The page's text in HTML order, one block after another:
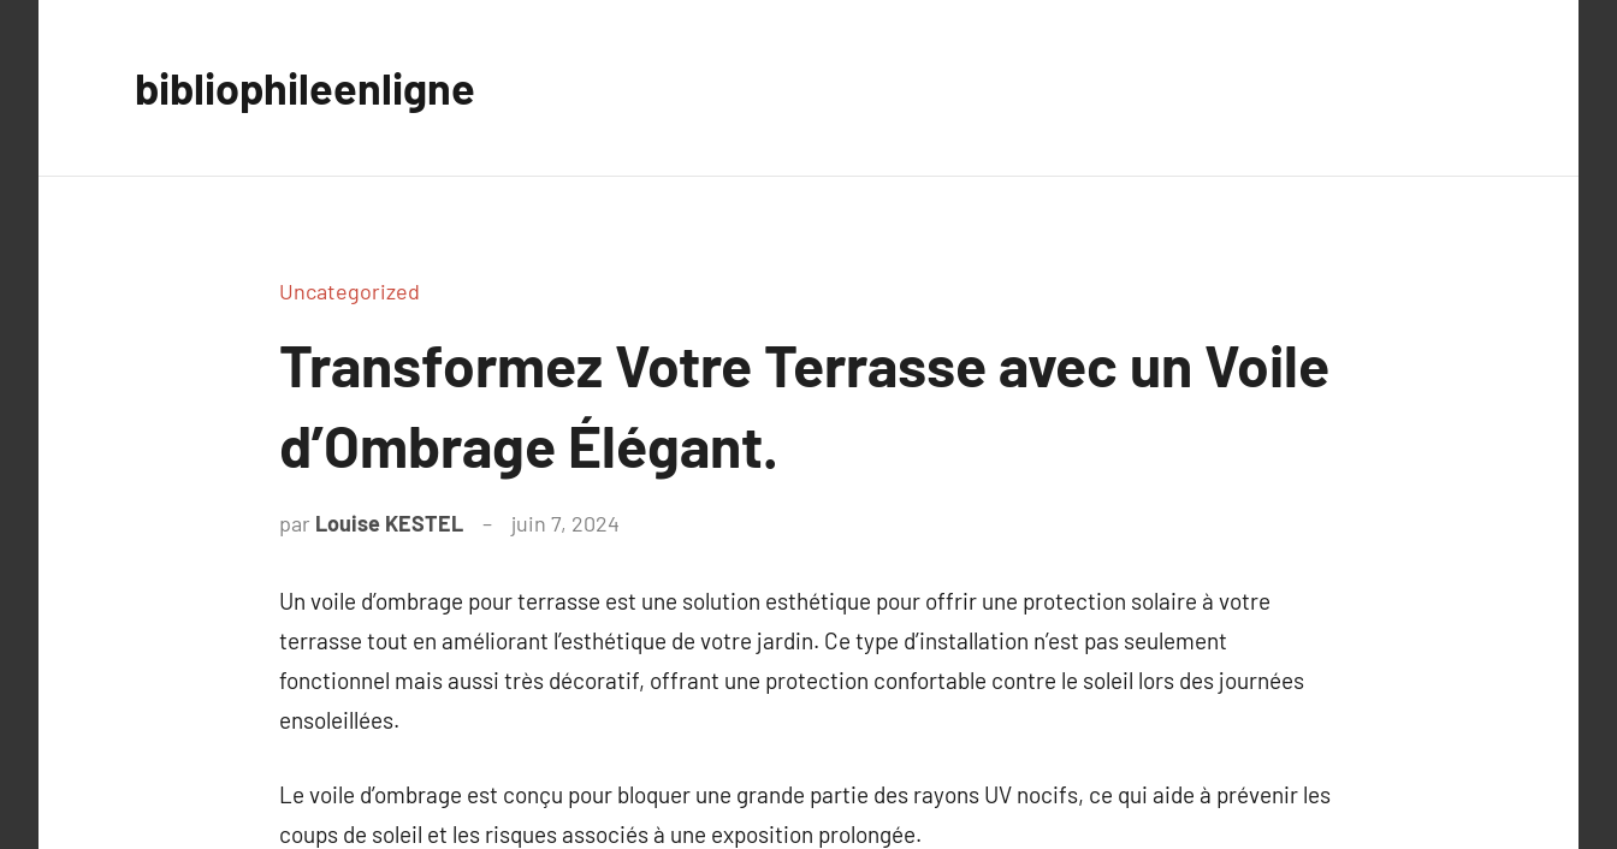
bibliophileenligne
Uncategorized
Transformez Votre Terrasse avec un Voile
d’Ombrage Élégant.
par Louise KESTEL juin 7, 2024
Un voile d’ombrage pour terrasse est une solution esthétique pour offrir une protection solaire à votre
terrasse tout en améliorant l’esthétique de votre jardin. Ce type d’installation n’est pas seulement
fonctionnel mais aussi très décoratif, offrant une protection confortable contre le soleil lors des journées
ensoleillées.
Le voile d’ombrage est conçu pour bloquer une grande partie des rayons UV nocifs, ce qui aide à prévenir les
coups de soleil et les risques associés à une exposition prolongée.